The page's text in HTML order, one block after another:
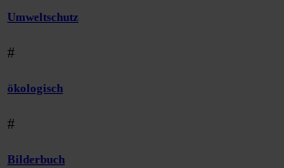
Umweltschutz
#
ökologisch
#
Bilderbuch